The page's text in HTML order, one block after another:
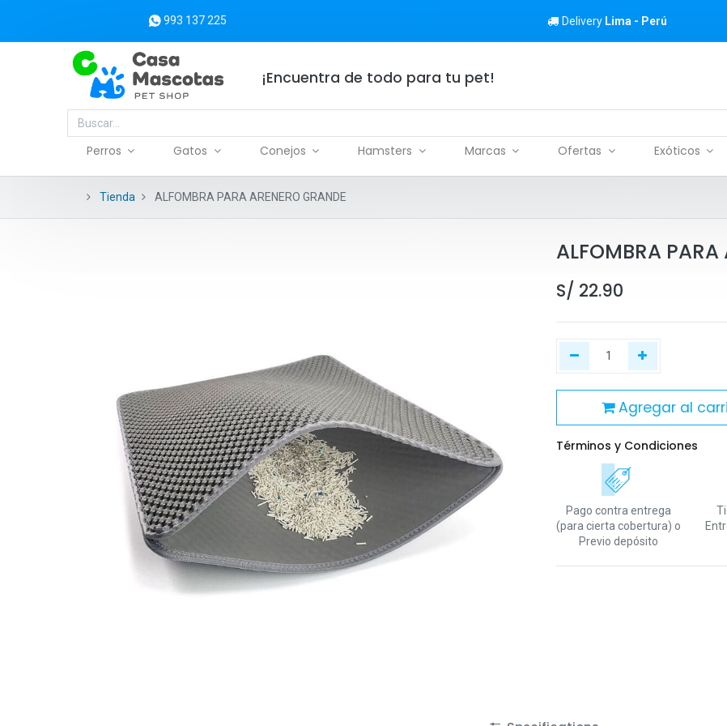
993 137 225 Delivery Lima - Perú
¡Encuentra de todo para tu pet!
Perros Gatos Conejos Hamsters Marcas Ofertas Exóticos
Tienda ALFOMBRA PARA ARENERO GRANDE
ALFOMBRA PARA
S/ 22.90
Agregar al
Términos y Condiciones
Pago contra entrega
(para cierta cobertura) o
Previo depósito